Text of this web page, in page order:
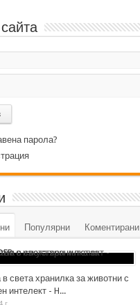
парола?
Популярни Коментирани
света хранилка за животни с
интелект - H...